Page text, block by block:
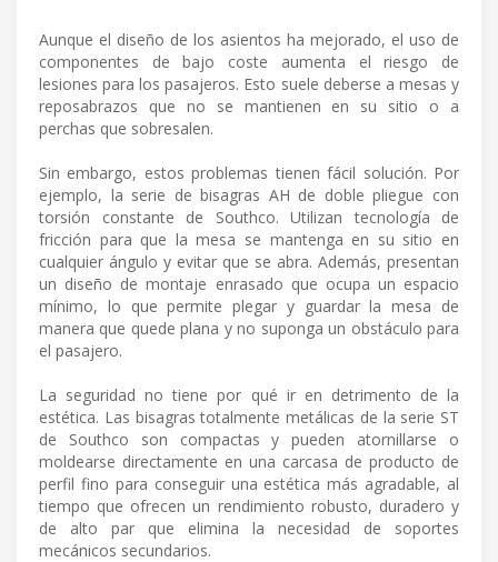
Aunque el diseño de los asientos ha mejorado, el uso de
componentes de bajo coste aumenta el riesgo de
lesiones para los pasajeros. Esto suele deberse a mesas y
reposabrazos que no se mantienen en su sitio o a
perchas que sobresalen.
Sin embargo, estos problemas tienen fácil solución. Por
ejemplo, la serie de bisagras AH de doble pliegue con
torsión constante de Southco. Utilizan tecnología de
fricción para que la mesa se mantenga en su sitio en
cualquier ángulo y evitar que se abra. Además, presentan
un diseño de montaje enrasado que ocupa un espacio
mínimo, lo que permite plegar y guardar la mesa de
manera que quede plana y no suponga un obstáculo para
el pasajero.
La seguridad no tiene por qué ir en detrimento de la
estética. Las bisagras totalmente metálicas de la serie ST
de Southco son compactas y pueden atornillarse o
moldearse directamente en una carcasa de producto de
perfil fino para conseguir una estética más agradable, al
tiempo que ofrecen un rendimiento robusto, duradero y
de alto par que elimina la necesidad de soportes
mecánicos secundarios.